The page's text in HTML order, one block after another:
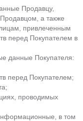
Продавцу,
а также
привлеченным
перед Покупателем в
Покупателя:
перед Покупателем;
проводимых
в том